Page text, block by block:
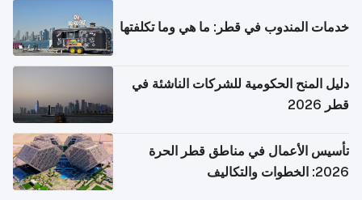
خدمات المندوب في قطر: ما هي وما تكلفتها
دليل المنح الحكومية للشركات الناشئة في
قطر 2026
تأسيس الأعمال في مناطق قطر الحرة
2026: الخطوات والتكاليف